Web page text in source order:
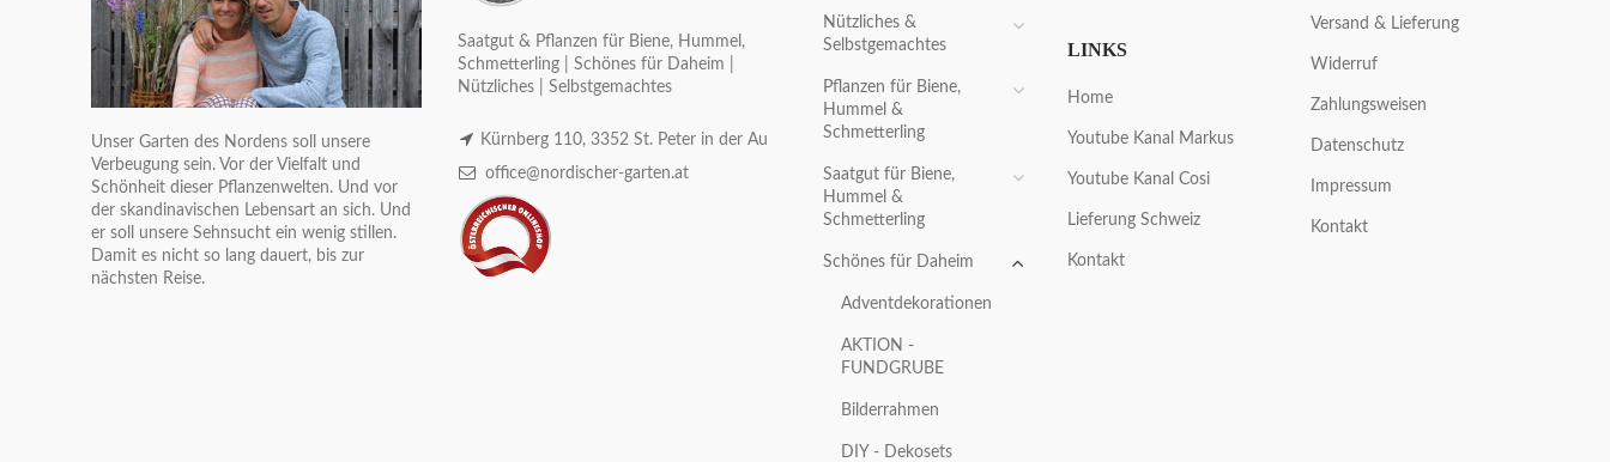
Unser Garten des Nordens soll unsere
Verbeugung sein. Vor der Vielfalt und
Schönheit dieser Pflanzenwelten. Und vor
der skandinavischen Lebensart an sich. Und
er soll unsere Sehnsucht ein wenig stillen.
Damit es nicht so lang dauert, bis zur
nächsten Reise.
Saatgut & Pflanzen für Biene, Hummel,
Schmetterling | Schönes für Daheim |
Nützliches | Selbstgemachtes
Kürnberg 110, 3352 St. Peter in der Au
office@nordischer-garten.at
Nützliches &
Selbstgemachtes
Pflanzen für Biene,
Hummel &
Schmetterling
Saatgut für Biene,
Hummel &
Schmetterling
Schönes für Daheim
Adventdekorationen
AKTION -
FUNDGRUBE
Bilderrahmen
DIY - Dekosets
LINKS
Home
Youtube Kanal Markus
Youtube Kanal Cosi
Lieferung Schweiz
Kontakt
Versand & Lieferung
Widerruf
Zahlungsweisen
Datenschutz
Impressum
Kontakt